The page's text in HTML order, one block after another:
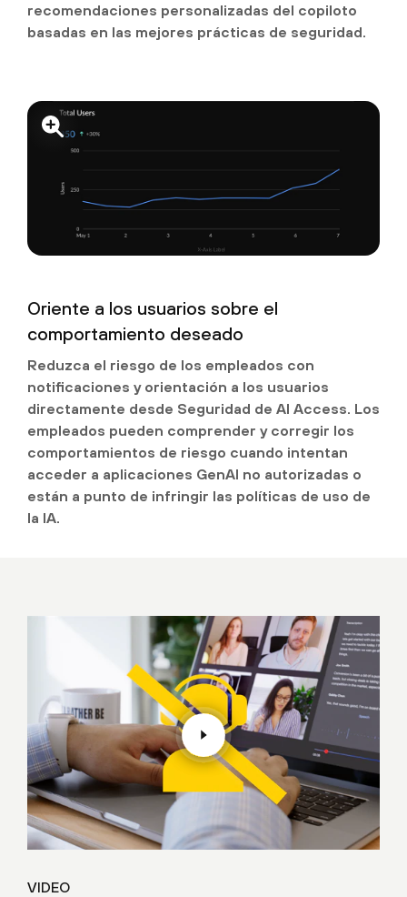
recomendaciones personalizadas del copiloto
basadas en las mejores prácticas de seguridad.
Oriente a los usuarios sobre el
comportamiento deseado
Reduzca el riesgo de los empleados con
notificaciones y orientación a los usuarios
directamente desde Seguridad de AI Access. Los
empleados pueden comprender y corregir los
comportamientos de riesgo cuando intentan
acceder a aplicaciones GenAI no autorizadas o
están a punto de infringir las políticas de uso de
la IA.
VIDEO